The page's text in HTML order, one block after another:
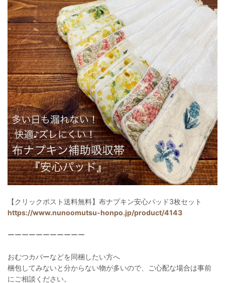
【クリックポスト送料無料】布ナプキン安心パッド3枚セット
https://www.nunoomutsu-honpo.jp/product/4143
ーーーーーーーーーーー
おむつカバーなどを同梱したい方へ
梱包してみないと分からない物が多いので、ご心配な場合は事前
にご相談ください。